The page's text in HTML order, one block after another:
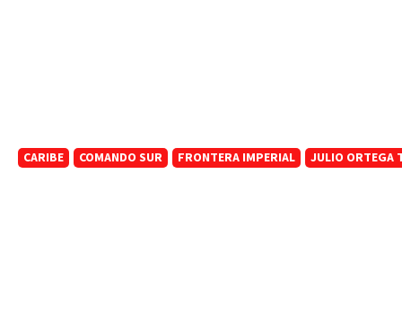
CARIBE COMANDO SUR FRONTERA IMPERIAL JULIO ORTEGA